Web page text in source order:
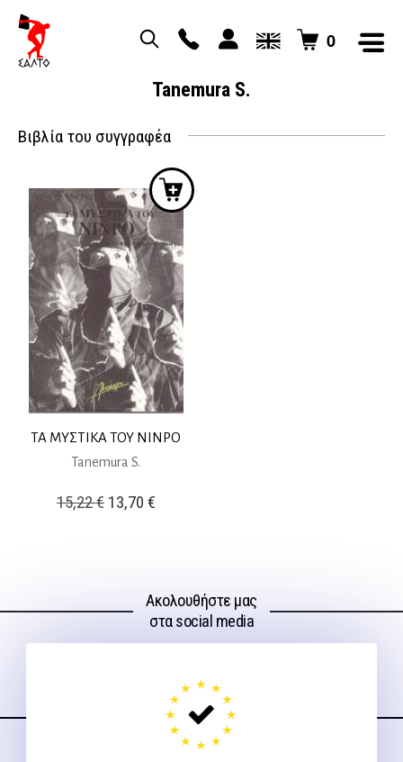
0
Tanemura S.
Βιβλία του συγγραφέα
ΤΑ ΜΥΣΤΙΚΑ ΤΟΥ NINPO
Tanemura S.
15,22€ Original
13,70 €Η
13,70 €.
Ακολουθήστε μας
στα social media